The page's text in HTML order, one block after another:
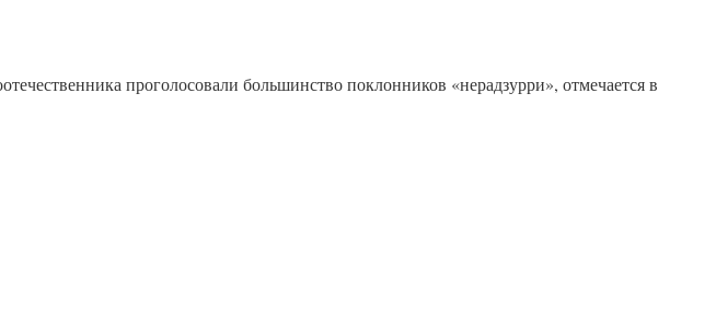
проголосовали большинство поклонников «нерадзурри», отмечается в